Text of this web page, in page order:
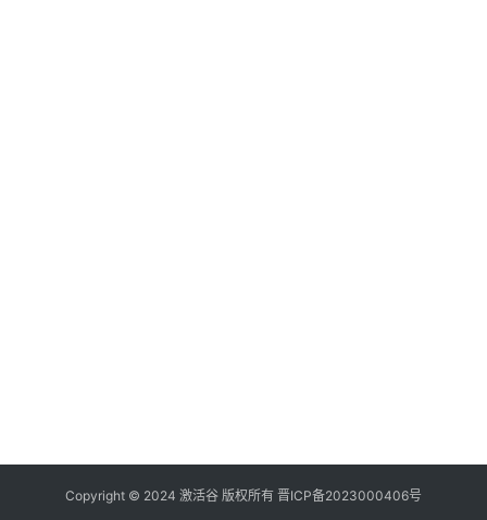
Copyright © 2024 激活谷 版权所有 晋ICP备2023000406号